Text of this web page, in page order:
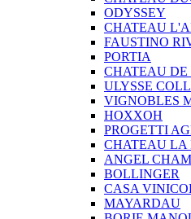
ODYSSEY
CHATEAU
FAUSTINO
PORTIA
CHATEAU
ULYSSE
VIGNOBLES
HOXXOH
PROGETTI
CHATEAU LA
ANGEL
BOLLINGER
CASA
MAYARDAU